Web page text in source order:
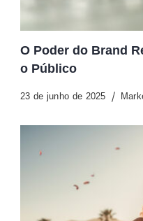
O Poder do Brand
o Público
23 de junho de 2025